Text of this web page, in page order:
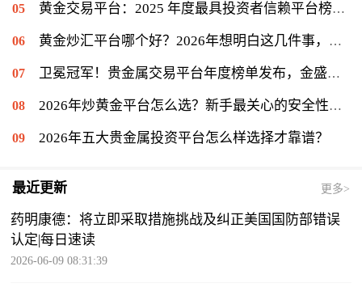
黄金交易平台：2025 年度最具投资者信赖平台榜单揭晓，金盛贵金属位列信赖榜第一
黄金炒汇平台哪个好？2026年想明白这几件事，再看金盛贵金属
卫冕冠军！贵金属交易平台年度榜单发布，金盛贵金属再度登顶冠军宝座
2026年炒黄金平台怎么选？新手最关心的安全性问题揭秘
2026年五大贵金属投资平台怎么样选择才靠谱？
最近更新 更多>
药明康德：将立即采取措施挑战及纠正美国国防部错误
认定|每日速读
2026-06-09 08:31:39